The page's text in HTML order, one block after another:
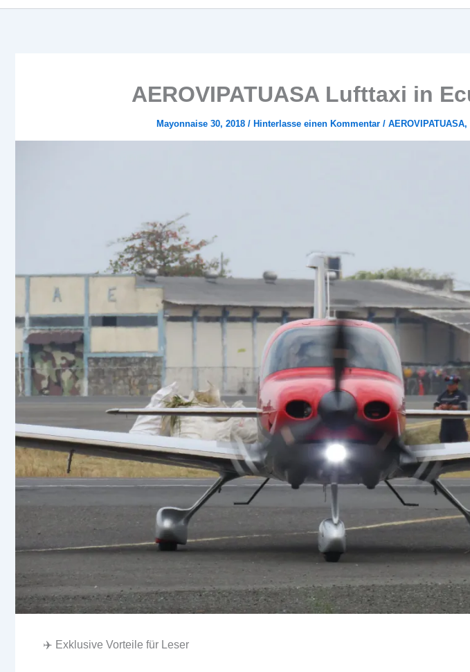
AEROVIPATUASA Lufttaxi in
Mayonnaise 30, 2018 / Hinterlasse einen Kommentar / AEROVIPATUASA,
✈️ Exklusive Vorteile für Leser